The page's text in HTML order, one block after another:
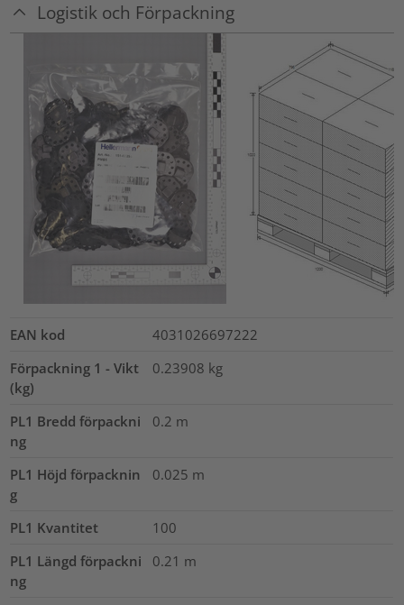
Logistik och Förpackning
EAN kod
4031026697222
Förpackning 1 - Vikt
(kg)
0.23908 kg
PL1 Bredd förpackni
ng
0.2 m
PL1 Höjd förpacknin
g
0.025 m
PL1 Kvantitet
100
PL1 Längd förpackni
ng
0.21 m